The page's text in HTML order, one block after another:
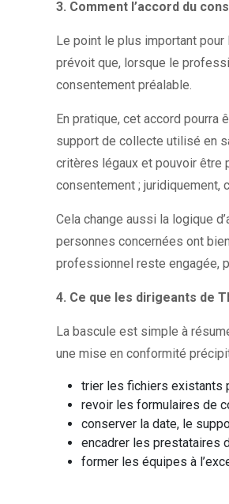
3. Comment l’accord du
Le point le plus important pour
prévoit que, lorsque le
consentement préalable.
En pratique, cet accord pourra
support de collecte utilisé en
critères légaux et pouvoir être
consentement ; juridiquement,
Cela change aussi la logique
personnes concernées ont
professionnel reste engagée,
4. Ce que les dirigeants de
La bascule est simple à
une mise en conformité
trier les fichiers existants
revoir les formulaires de
conserver la date, le
encadrer les prestataires
former les équipes à